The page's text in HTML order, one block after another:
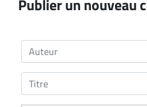
Scoop?
ET
ENTREPRISES
Espace
entreprises
Publier un nouveau